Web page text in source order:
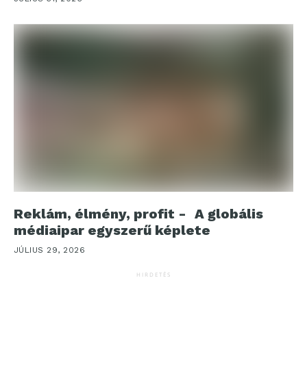
Reklám, élmény, profit - A globális
médiaipar egyszerű képlete
JÚLIUS 29, 2026
HIRDETÉS